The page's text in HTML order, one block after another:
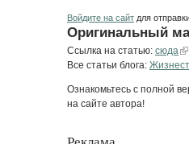
Войдите на сайт для
Оригинальный
Ссылка на статью: сюда
Все статьи блога:
Ознакомьтесь с полной
на сайте автора!